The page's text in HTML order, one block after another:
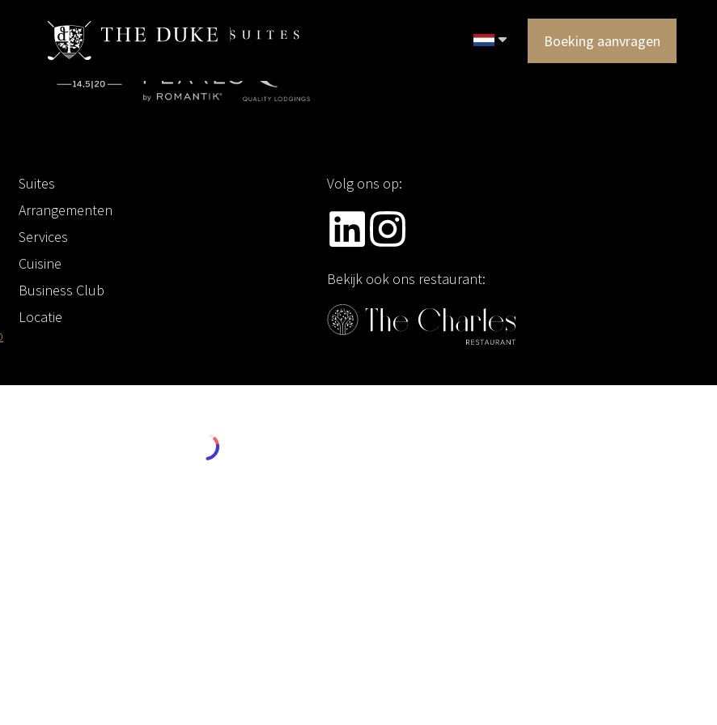
Boeking aanvragen
Suites
Arrangementen
Services
Cuisine
Business Club
Locatie
Volg ons op:
Bekijk ook ons restaurant: